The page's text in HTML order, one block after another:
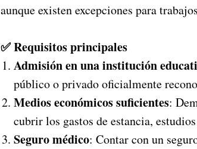
aunque existen excepciones para
✅ Requisitos principales
Admisión en una institución
público o privado oficialmente
Medios económicos suficientes:
cubrir los gastos de estancia,
Seguro médico: Contar con un